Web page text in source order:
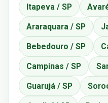
Itapeva / SP
Araraquara / SP
Bebedouro / SP
Campinas / SP
Guarujá / SP